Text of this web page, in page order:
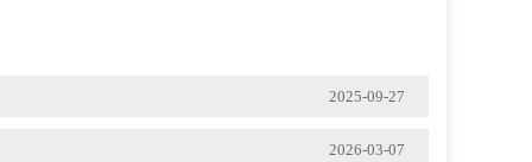
2025-09-27
2026-03-07